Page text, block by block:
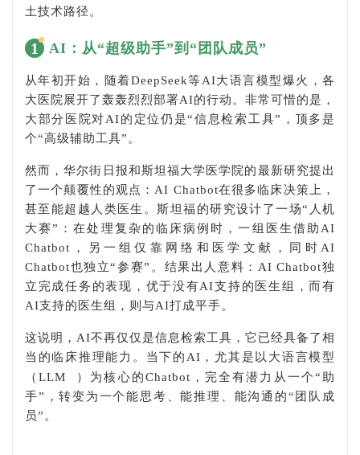
土技术路径。
1 AI：从“超级助手”到“团队成员”
从年初开始，随着DeepSeek等AI大语言模型爆火，各
大医院展开了轰轰烈烈部署AI的行动。非常可惜的是，
大部分医院对AI的定位仍是“信息检索工具”，顶多是
个“高级辅助工具”。
然而，华尔街日报和斯坦福大学医学院的最新研究提出
了一个颠覆性的观点：AI Chatbot在很多临床决策上，
甚至能超越人类医生。斯坦福的研究设计了一场“人机
大赛”：在处理复杂的临床病例时，一组医生借助AI
Chatbot，另一组仅靠网络和医学文献，同时AI
Chatbot也独立“参赛”。结果出人意料：AI Chatbot独
立完成任务的表现，优于没有AI支持的医生组，而有
AI支持的医生组，则与AI打成平手。
这说明，AI不再仅仅是信息检索工具，它已经具备了相
当的临床推理能力。当下的AI，尤其是以大语言模型
（LLM
）为核心的Chatbot，完全有潜力从一个“助
手”，转变为一个能思考、能推理、能沟通的“团队成
员”。